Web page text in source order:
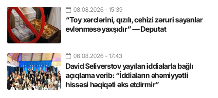
08.08.2026 - 15:39
“Toy xərclərini, qızılı, cehizi zəruri sayanlar
evlənməsə yaxşıdır” — Deputat
06.08.2026 - 17:43
David Seliverstov yayılan iddialarla bağlı
açıqlama verib: “İddiaların əhəmiyyətli
hissəsi həqiqəti əks etdirmir”